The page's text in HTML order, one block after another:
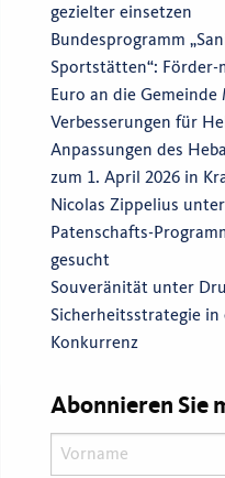
gezielter einsetzen
Bundesprogramm
Sportstätten“:
Euro an die Gemeinde
Verbesserungen für
Anpassungen des
zum 1. April 2026 in
Nicolas Zippelius
Patenschafts-
gesucht
Souveränität unter
Sicherheitsstrategie
Konkurrenz
Abonnieren Sie